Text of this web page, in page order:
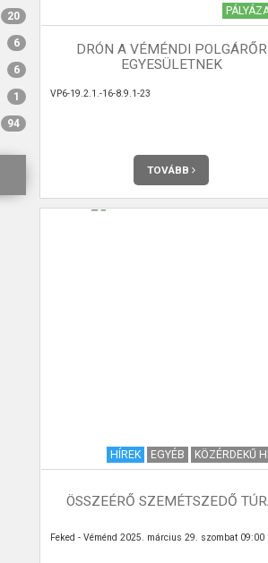
20
6
6
1
94
DRÓN A VÉMÉNDI POLGÁRŐR
EGYESÜLETNEK
VP6-19.2.1.-16-8.9.1-23
TOVÁBB
HÍREK EGYÉB KÖZÉRDEKŰ
ÖSSZEÉRŐ SZEMÉTSZEDŐ
Feked - Véménd 2025. március 29. szombat 09:00